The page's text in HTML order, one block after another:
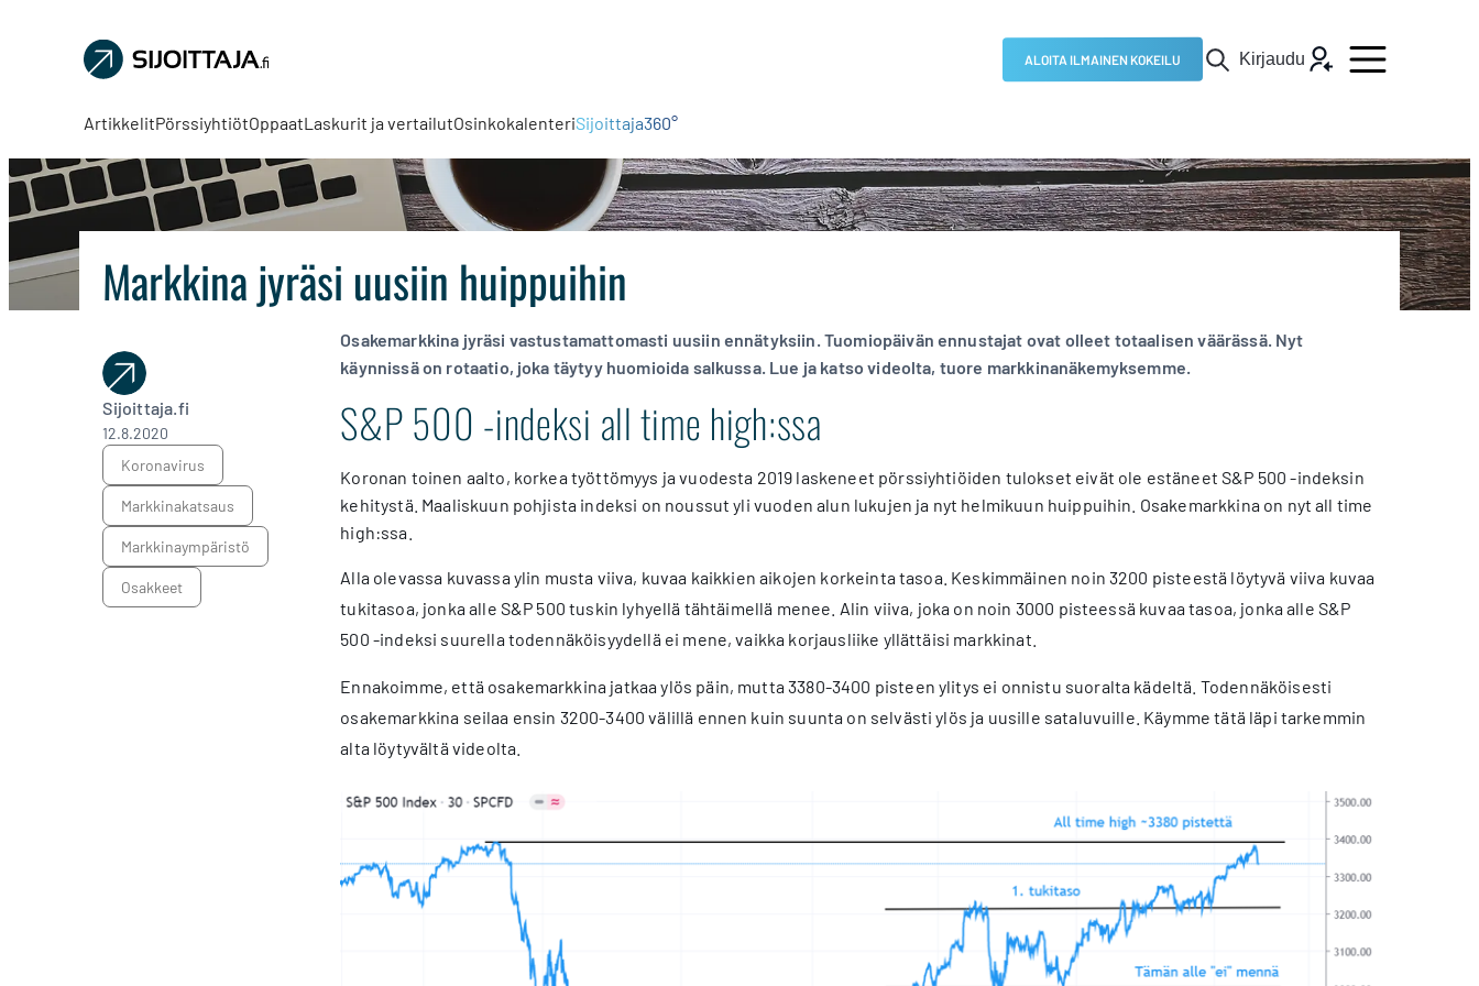
Sijoittaja.fi
Tee
sijoituspäätöksiä
ALOITA ILMAINEN KOKEILU Kirjaudu
ArtikkelitPörssiyhtiötOppaatLaskurit ja vertailutOsinkokalenteriSijoittaja360°
Markkina jyräsi uusiin huippuihin
Sijoittaja.fi
12.8.2020
koronavirus
markkinakatsaus
markkinaympäristö
osakkeet
Osakemarkkina jyräsi vastustamattomasti uusiin ennätyksiin. Tuomiopäivän ennustajat ovat olleet totaalisen väärässä. Nyt
käynnissä on rotaatio, joka täytyy huomioida salkussa. Lue ja katso videolta, tuore markkinanäkemyksemme.
S&P 500 -indeksi all time high:ssa
Koronan toinen aalto, korkea työttömyys ja vuodesta 2019 laskeneet pörssiyhtiöiden tulokset eivät ole estäneet S&P 500 -indeksin
kehitystä. Maaliskuun pohjista indeksi on noussut yli vuoden alun lukujen ja nyt helmikuun huippuihin. Osakemarkkina on nyt all time
high:ssa.
Alla olevassa kuvassa ylin musta viiva, kuvaa kaikkien aikojen korkeinta tasoa. Keskimmäinen noin 3200 pisteestä löytyvä viiva kuvaa
tukitasoa, jonka alle S&P 500 tuskin lyhyellä tähtäimellä menee. Alin viiva, joka on noin 3000 pisteessä kuvaa tasoa, jonka alle S&P
500 -indeksi suurella todennäköisyydellä ei mene, vaikka korjausliike yllättäisi markkinat.
Ennakoimme, että osakemarkkina jatkaa ylös päin, mutta 3380-3400 pisteen ylitys ei onnistu suoralta kädeltä. Todennäköisesti
osakemarkkina seilaa ensin 3200-3400 välillä ennen kuin suunta on selvästi ylös ja uusille sataluvuille. Käymme tätä läpi tarkemmin
alta löytyvältä videolta.